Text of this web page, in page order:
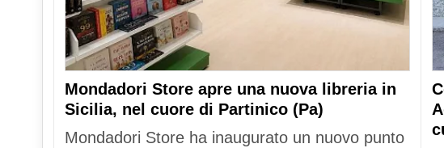
Mondadori Store apre una nuova libreria in
Sicilia, nel cuore di Partinico (Pa)
Mondadori Store ha inaugurato un nuovo punto